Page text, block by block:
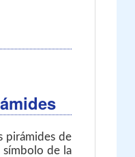
pirámides de
símbolo de la